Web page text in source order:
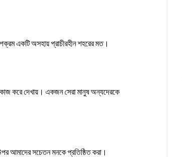
একটি অসহায় প্রাচীরহীন শহরের মত।
করে দেখায়। একজন সেরা মানুষ অন্যদেরকে
আমাদের সচেতন মনকে প্রতিষ্ঠিত করা।